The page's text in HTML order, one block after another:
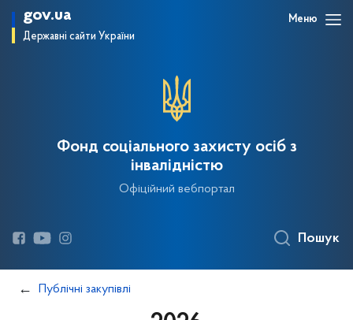
gov.ua
Державні сайти України
Меню
Фонд соціального захисту осіб з
інвалідністю
Офіційний вебпортал
Пошук
Публічні закупівлі